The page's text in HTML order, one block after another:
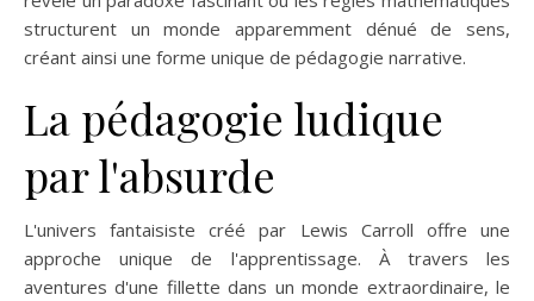
structurent un monde apparemment dénué de sens,
créant ainsi une forme unique de pédagogie narrative.
La pédagogie ludique
par l'absurde
L'univers fantaisiste créé par Lewis Carroll offre une
approche unique de l'apprentissage. À travers les
aventures d'une fillette dans un monde extraordinaire, le